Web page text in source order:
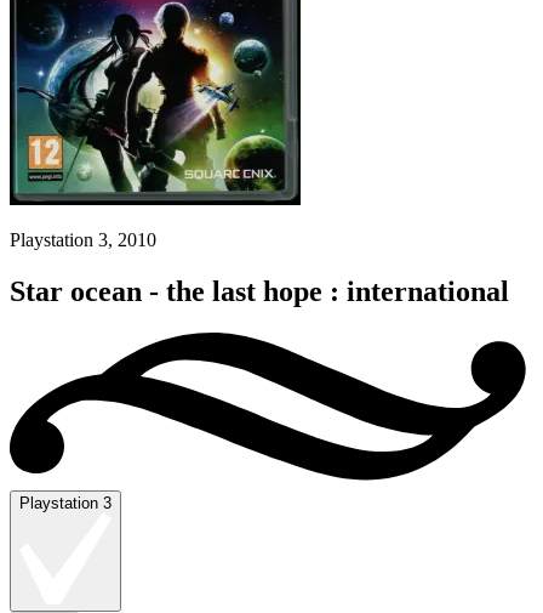
Playstation 3, 2010
Star ocean - the last hope : international
Playstation 3